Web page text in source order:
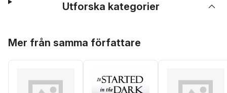
Utforska kategorier
Mer från samma författare